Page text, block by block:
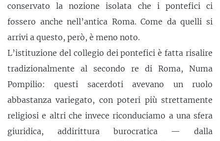
conservato la nozione isolata che i pontefici ci
fossero anche nell’antica Roma. Come da quelli si
arrivi a questo, però, è meno noto.
L’istituzione del collegio dei pontefici è fatta risalire
tradizionalmente al secondo re di Roma, Numa
Pompilio: questi sacerdoti avevano un ruolo
abbastanza variegato, con poteri più strettamente
religiosi e altri che invece riconduciamo a una sfera
giuridica, addirittura burocratica — dalla